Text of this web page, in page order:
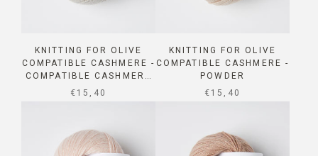
KNITTING FOR OLIVE
COMPATIBLE CASHMERE -
COMPATIBLE CASHMERE
OATMEAL
SALE PRICE
€15,40
KNITTING FOR OLIVE
COMPATIBLE CASHMERE -
POWDER
SALE PRICE
€15,40